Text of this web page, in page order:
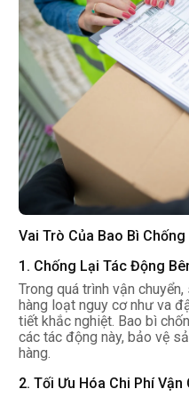
Vai Trò Của Bao Bì
1. Chống Lại Tác Động
Trong quá trình vận
hàng loạt nguy cơ như va
tiết khắc nghiệt. Bao bì
các tác động này, bảo vệ
hàng.
2. Tối Ưu Hóa Chi Phí Vận